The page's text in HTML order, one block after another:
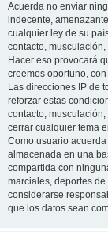
Acuerda no enviar
indecente,
cualquier ley de su
contacto,
Hacer eso provocará
creemos oportuno,
Las direcciones IP de
reforzar estas
contacto,
cerrar cualquier tema
Como usuario
almacenada en una
compartida con
marciales, deportes
considerarse
que los datos sean